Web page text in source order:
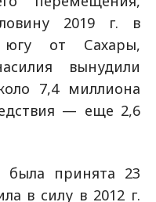
2019 г. в
от Сахары,
вынудили
7,4 миллиона
— еще 2,6
была принята 23
в силу в 2012 г.